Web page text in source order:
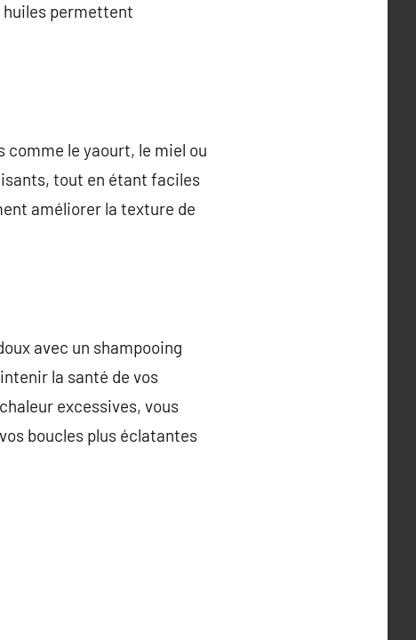
huiles permettent
comme le yaourt, le miel ou
tout en étant faciles
améliorer la texture de
avec un shampooing
la santé de vos
excessives, vous
boucles plus éclatantes